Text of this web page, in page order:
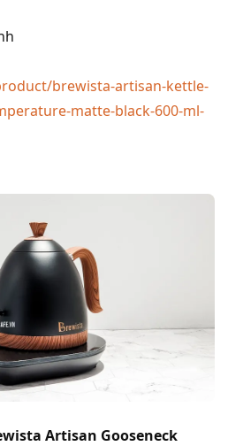
brewista-artisan-kettle-
matte-black-600-ml-
Artisan Gooseneck